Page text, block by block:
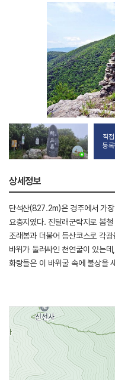
직
등
상세정보
단석산(827.2m)은 경주에서 가
요충지였다. 진달래군락지로 봄
조래봉과 더불어 등산코스로 각
바위가 둘러싸인 천연굴이 있는
화랑들은 이 바위굴 속에 불상을
만들었다. 이 절을 신선사(神仙